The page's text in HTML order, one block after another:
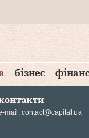
бізнес
mail: contact@capital.ua